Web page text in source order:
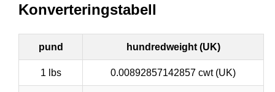
Konverteringstabell
pund hundredweight (UK)
1 lbs 0.00892857142857 cwt (UK)